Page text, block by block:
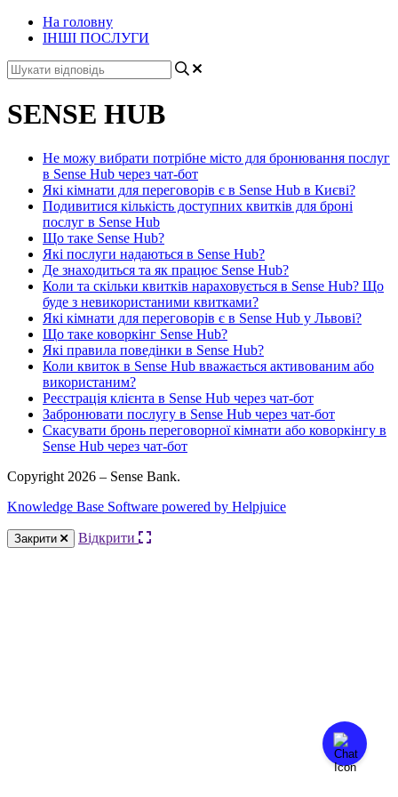
На головну
ІНШІ ПОСЛУГИ
SENSE HUB
Не можу вибрати потрібне місто для бронювання послуг
в Sense Hub через чат-бот
Які кімнати для переговорів є в Sense Hub в Києві?
Подивитися кількість доступних квитків для броні
послуг в Sense Hub
Що таке Sense Hub?
Які послуги надаються в Sense Hub?
Де знаходиться та як працює Sense Hub?
Коли та скільки квитків нараховується в Sense Hub? Що
буде з невикористаними квитками?
Які кімнати для переговорів є в Sense Hub у Львові?
Що таке коворкінг Sense Hub?
Які правила поведінки в Sense Hub?
Коли квиток в Sense Hub вважається активованим або
використаним?
Реєстрація клієнта в Sense Hub через чат-бот
Забронювати послугу в Sense Hub через чат-бот
Скасувати бронь переговорної кімнати або коворкінгу в
Sense Hub через чат-бот
Copyright 2026 – Sense Bank.
Knowledge Base Software powered by Helpjuice
Закрити Відкрити